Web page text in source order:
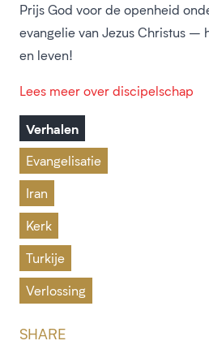
Prijs God voor de openheid
evangelie van Jezus Christus –
en leven!
Lees meer over discipelschap
Verhalen
Evangelisatie
Iran
Kerk
Turkije
Verlossing
SHARE